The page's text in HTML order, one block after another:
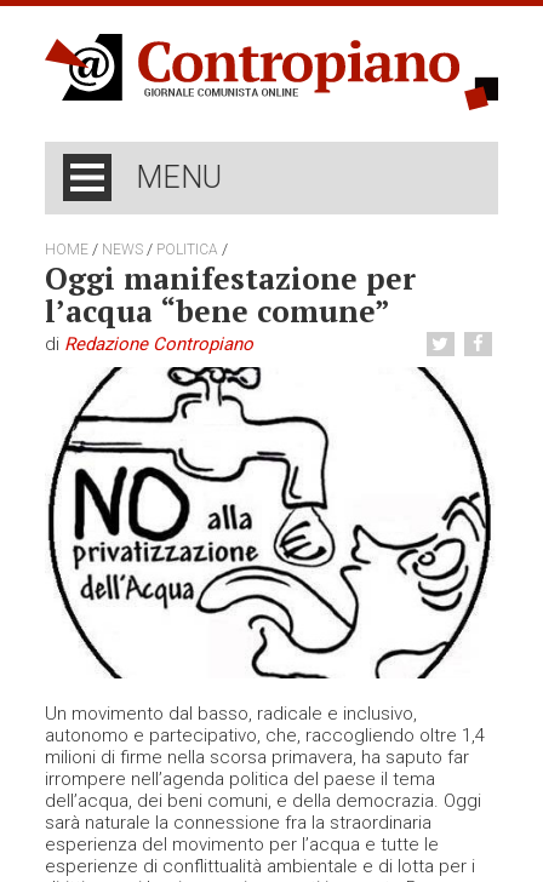
MENU
HOME / NEWS / POLITICA /
Oggi manifestazione per
l’acqua “bene comune”
di Redazione Contropiano
Un movimento dal basso, radicale e inclusivo,
autonomo e partecipativo, che, raccogliendo oltre 1,4
milioni di firme nella scorsa primavera, ha saputo far
irrompere nell’agenda politica del paese il tema
dell’acqua, dei beni comuni, e della democrazia. Oggi
sarà naturale la connessione fra la straordinaria
esperienza del movimento per l’acqua e tutte le
esperienze di conflittualità ambientale e di lotta per i